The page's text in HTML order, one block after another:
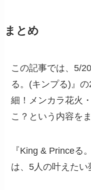
まとめ
この記事では、5/
る。(キンプる)』
細！メンカラ花火
こ？という内容を
『King & Princeる
は、5人の叶えたい